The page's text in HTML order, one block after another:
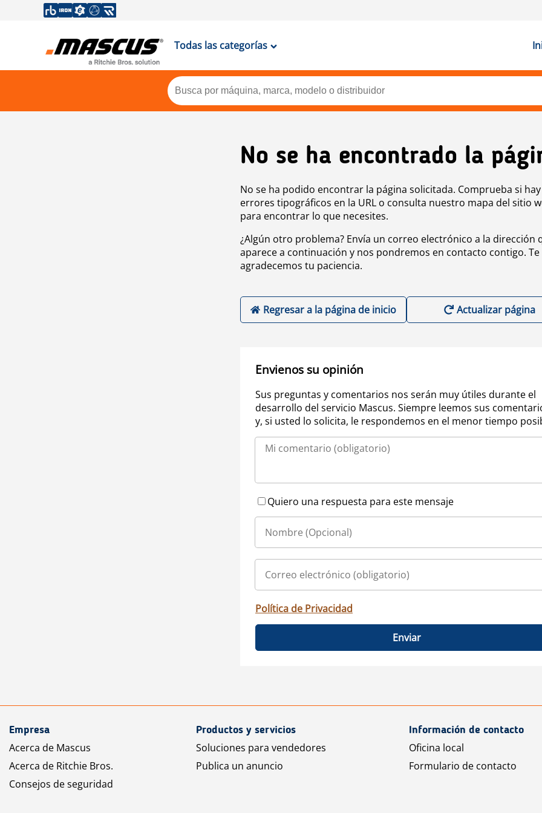
Todas las categorías
No se ha encontrado la
No se ha podido encontrar la página solicitada. Comprueba si hay
errores tipográficos en la URL o consulta nuestro mapa del sitio
para encontrar lo que necesites.
¿Algún otro problema? Envía un correo electrónico a la dirección
aparece a continuación y nos pondremos en contacto contigo. Te
agradecemos tu paciencia.
Regresar a la página de inicio Actualizar página
Envienos su opinión
Sus preguntas y comentarios nos serán muy útiles durante el
desarrollo del servicio Mascus. Siempre leemos sus
y, si usted lo solicita, le respondemos en el menor tiempo
Quiero una respuesta para este mensaje
Política de Privacidad
Enviar
Empresa
Acerca de Mascus
Acerca de Ritchie Bros.
Consejos de seguridad
Productos y servicios
Soluciones para vendedores
Publica un anuncio
Información de contacto
Oficina local
Formulario de contacto